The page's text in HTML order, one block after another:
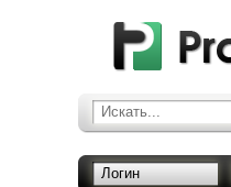
Искать...
Логин